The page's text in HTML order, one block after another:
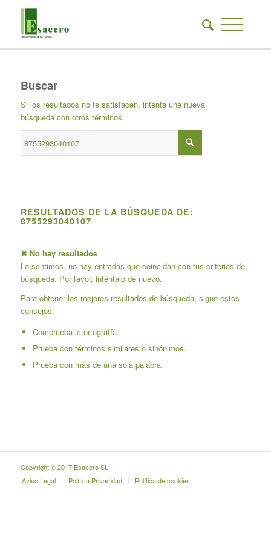
Buscar
Si los resultados no te satisfacen, intenta una nueva
búsqueda con otros términos.
RESULTADOS DE LA BÚSQUEDA DE:
8755293040107
✖ No hay resultados
Lo sentimos, no hay entradas que coincidan con tus criterios de
búsqueda. Por favor, inténtalo de nuevo.
Para obtener los mejores resultados de búsqueda, sigue estos
consejos:
Comprueba la ortografía.
Prueba con términos similares o sinónimos.
Prueba con más de una sola palabra.
Copyright © 2017 Esacero SL -
Aviso Legal
Política Privacidad Política de cookies